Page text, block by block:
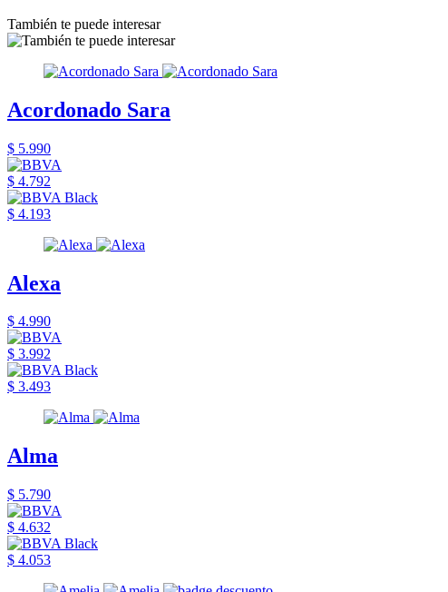
También te puede interesar
Acordonado Sara
$ 5.990
$ 4.792
$ 4.193
Alexa
$ 4.990
$ 3.992
$ 3.493
Alma
$ 5.790
$ 4.632
$ 4.053